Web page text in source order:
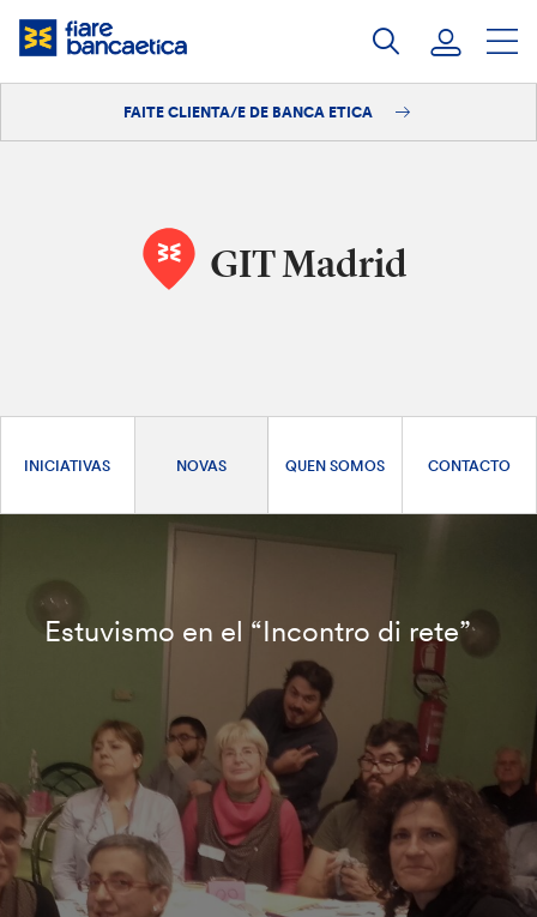
Saltar
FAITE CLIENTA/E DE BANCA ETICA
GIT Madrid
INICIATIVAS NOVAS QUEN SOMOS CONTACTO
Estuvismo en el “Incontro di rete”